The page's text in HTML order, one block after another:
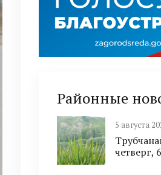
Районные
5 августа
четверг,